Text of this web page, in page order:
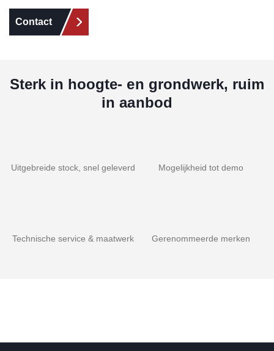
Contact
Sterk in hoogte- en grondwerk, ruim
in aanbod
Uitgebreide stock, snel geleverd Mogelijkheid tot demo
Technische service & maatwerk Gerenommeerde merken